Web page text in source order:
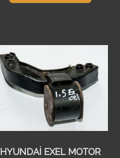
HYUNDAİ EXEL MOTOR